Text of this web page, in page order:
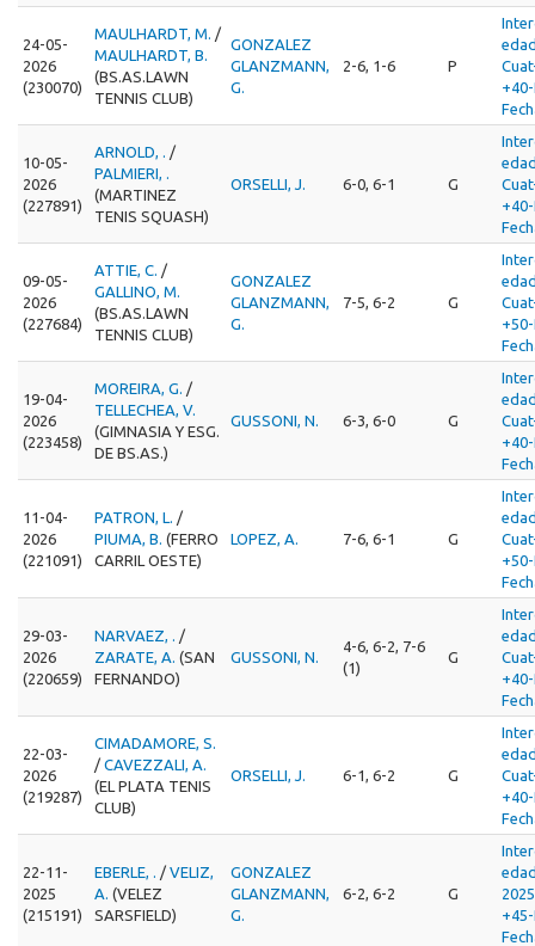
24-05-
2026
(230070)
MAULHARDT, M. /
MAULHARDT, B.
(BS.AS.LAWN
TENNIS CLUB)
GONZALEZ
GLANZMANN,
G.
2-6, 1-6 P
10-05-
2026
(227891)
ARNOLD, . /
PALMIERI, .
(MARTINEZ
TENIS SQUASH)
ORSELLI, J. 6-0, 6-1 G
09-05-
2026
(227684)
ATTIE, C. /
GALLINO, M.
(BS.AS.LAWN
TENNIS CLUB)
GONZALEZ
GLANZMANN,
G.
7-5, 6-2 G
19-04-
2026
(223458)
MOREIRA, G. /
TELLECHEA, V.
(GIMNASIA Y ESG.
DE BS.AS.)
GUSSONI, N. 6-3, 6-0 G
11-04-
2026
(221091)
PATRON, L. /
PIUMA, B. (FERRO
CARRIL OESTE)
LOPEZ, A. 7-6, 6-1 G
29-03-
2026
(220659)
NARVAEZ, . /
ZARATE, A. (SAN
FERNANDO)
GUSSONI, N.
4-6, 6-2, 7-6
(1)
G
22-03-
2026
(219287)
CIMADAMORE, S.
/ CAVEZZALI, A.
(EL PLATA TENIS
CLUB)
ORSELLI, J. 6-1, 6-2 G
22-11-
2025
(215191)
EBERLE, . / VELIZ,
A. (VELEZ
SARSFIELD)
GONZALEZ
GLANZMANN,
G.
6-2, 6-2 G